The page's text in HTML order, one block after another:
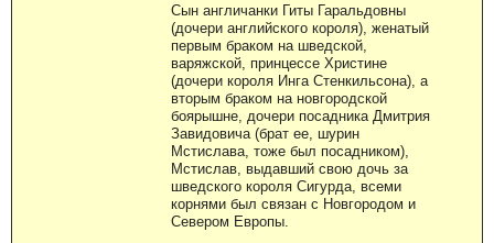
Сын англичанки Гиты Гаральдовны
(дочери английского короля), женатый
первым браком на шведской,
варяжской, принцессе Христине
(дочери короля Инга Стенкильсона), а
вторым браком на новгородской
боярышне, дочери посадника Дмитрия
Завидовича (брат ее, шурин
Мстислава, тоже был посадником),
Мстислав, выдавший свою дочь за
шведского короля Сигурда, всеми
корнями был связан с Новгородом и
Севером Европы.